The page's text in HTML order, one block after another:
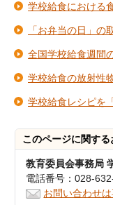
学校給食における
「お弁当の日」の
全国学校給食週間
学校給食の放射性
学校給食レシピを
このページに関する
教育委員会事務局
電話番号：028-
お問い合わせ